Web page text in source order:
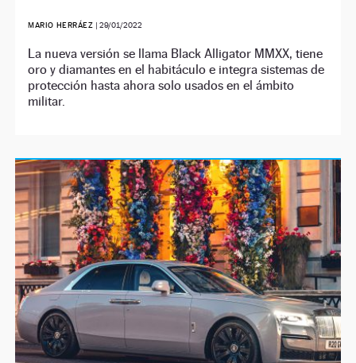
MARIO HERRÁEZ | 29/01/2022
La nueva versión se llama Black Alligator MMXX, tiene
oro y diamantes en el habitáculo e integra sistemas de
protección hasta ahora solo usados en el ámbito
militar.